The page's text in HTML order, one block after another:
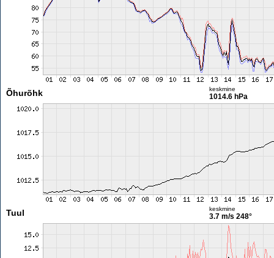
Õhurõhk keskmine
1014.6 hPa
Tuul keskmine
3.7 m/s 248°